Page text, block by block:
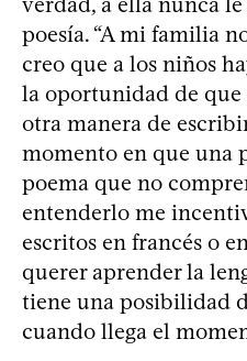
poesía. “A mi familia
creo que a los niños
la oportunidad de que
otra manera de
momento en que una
poema que no
entenderlo me
escritos en francés o
querer aprender la
tiene una posibilidad
cuando llega el